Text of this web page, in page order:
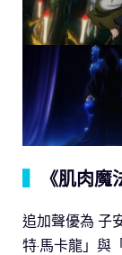
《肌肉
追加聲優為 子
特·馬卡龍」與